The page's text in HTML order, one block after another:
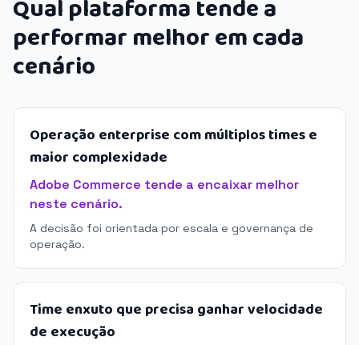
Qual plataforma tende a
performar melhor em cada
cenário
Operação enterprise com múltiplos times e
maior complexidade
Adobe Commerce tende a encaixar melhor
neste cenário.
A decisão foi orientada por escala e governança de
operação.
Time enxuto que precisa ganhar velocidade
de execução